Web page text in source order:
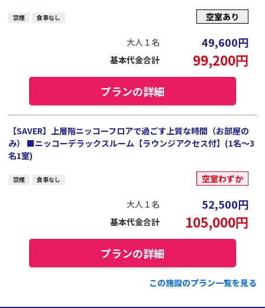
禁煙 食事なし 空室あり
大人１名 49,600円
基本代金合計 99,200円
プランの詳細
【SAVER】上層階ニッコーフロアで過ごす上質な時間（お部屋の
み） ■ニッコーデラックスルーム【ラウンジアクセス付】(1名～3
名1室)
禁煙 食事なし 空室わずか
大人１名 52,500円
基本代金合計 105,000円
プランの詳細
この施設のプラン一覧を見る